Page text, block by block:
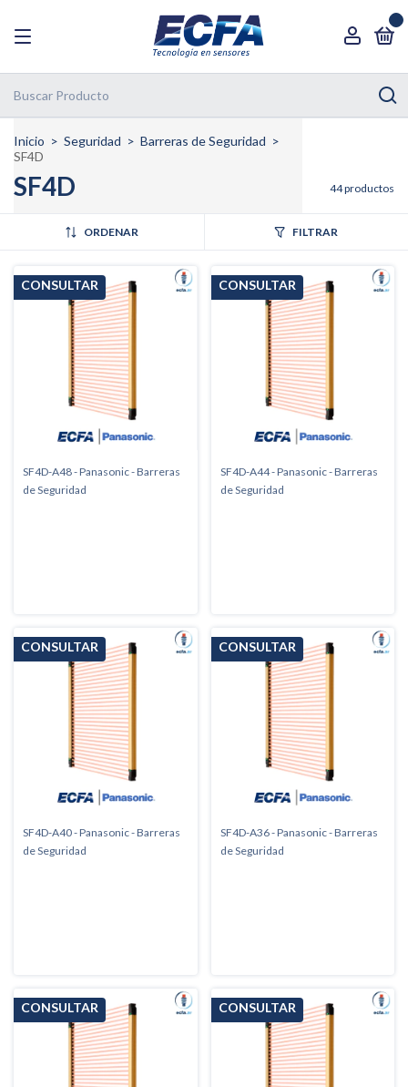
Inicio > Seguridad > Barreras de Seguridad >
SF4D
SF4D 44 productos
ORDENAR FILTRAR
SF4D-A48 - Panasonic - Barreras
de Seguridad
SF4D-A44 - Panasonic - Barreras
de Seguridad
SF4D-A40 - Panasonic - Barreras
de Seguridad
SF4D-A36 - Panasonic - Barreras
de Seguridad